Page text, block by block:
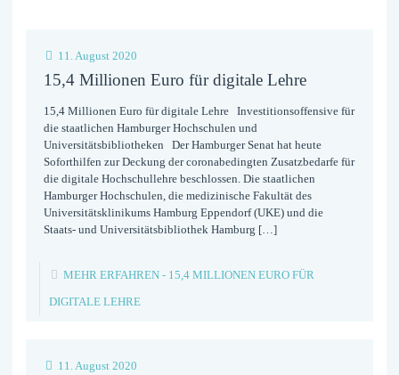
11. August 2020
15,4 Millionen Euro für digitale Lehre
15,4 Millionen Euro für digitale Lehre Investitionsoffensive für
die staatlichen Hamburger Hochschulen und
Universitätsbibliotheken Der Hamburger Senat hat heute
Soforthilfen zur Deckung der coronabedingten Zusatzbedarfe für
die digitale Hochschullehre beschlossen. Die staatlichen
Hamburger Hochschulen, die medizinische Fakultät des
Universitätsklinikums Hamburg Eppendorf (UKE) und die
Staats- und Universitätsbibliothek Hamburg […]
MEHR ERFAHREN- 15,4 MILLIONEN EURO FÜR
DIGITALE LEHRE
11. August 2020